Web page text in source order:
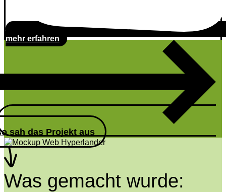
mehr erfahren
sah das Projekt aus
Was gemacht wurde: